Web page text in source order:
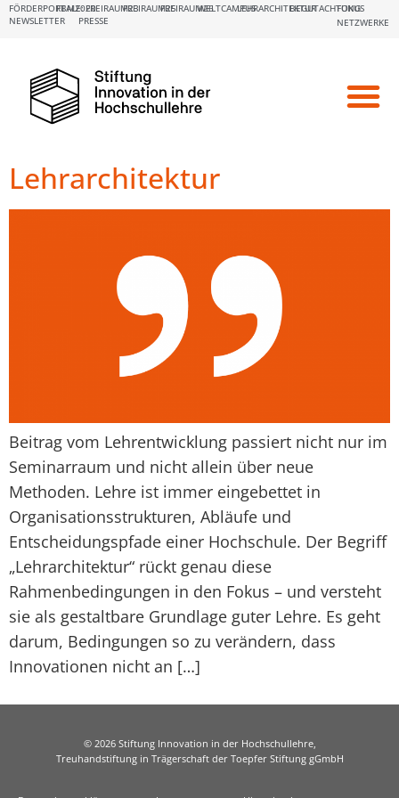
NEWSLETTER PRESSE
FÖRDERPORTALE:
FBM2020FREIRAUM23FREIRAUM25FREIRAUM26WELTCAMPUSLEHRARCHITEKTURBEGUTACHTUNG
FOKUS
NETZWERKE
Lehrarchitektur
Beitrag vom Lehrentwicklung passiert nicht nur im
Seminarraum und nicht allein über neue
Methoden. Lehre ist immer eingebettet in
Organisationsstrukturen, Abläufe und
Entscheidungspfade einer Hochschule. Der Begriff
„Lehrarchitektur“ rückt genau diese
Rahmenbedingungen in den Fokus – und versteht
sie als gestaltbare Grundlage guter Lehre. Es geht
darum, Bedingungen so zu verändern, dass
Innovationen nicht an […]
© 2026 Stiftung Innovation in der Hochschullehre,
Treuhandstiftung in Trägerschaft der Toepfer Stiftung gGmbH